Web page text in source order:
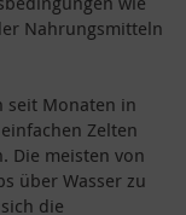
Nahrungsmitteln
seit Monaten in
Zelten
Die meisten von
über Wasser zu
die